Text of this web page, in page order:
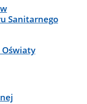
Sanitarnego
Oświaty